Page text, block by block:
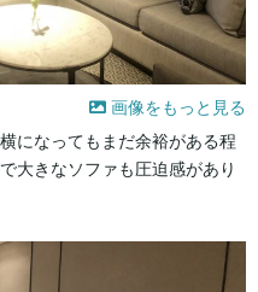
画像をもっと見る
になってもまだ余裕がある程
大きなソファも圧迫感があり